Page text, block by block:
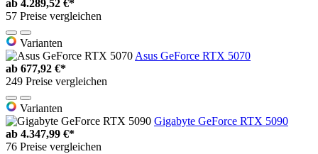
ab 4.289,52 €*
57 Preise vergleichen
Varianten
Asus GeForce RTX 5070
ab 677,92 €*
249 Preise vergleichen
Varianten
Gigabyte GeForce RTX 5090
ab 4.347,99 €*
76 Preise vergleichen